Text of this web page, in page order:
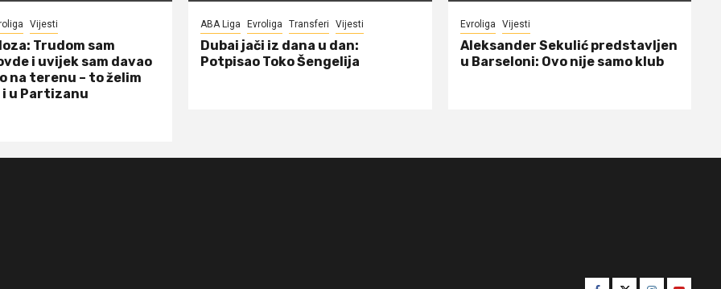
Vijesti
Trudom sam
i uvijek sam davao
na terenu – to želim
u Partizanu
ABA Liga Evroliga Transferi Vijesti
Dubai jači iz dana u dan:
Potpisao Toko Šengelija
Evroliga Vijesti
Aleksander Sekulić predstavljen
u Barseloni: Ovo nije samo klub